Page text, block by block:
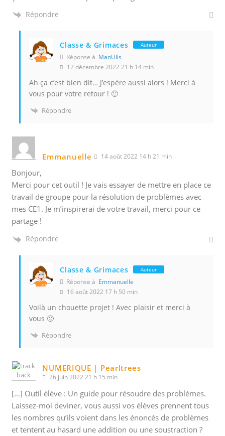
Répondre
Classe & Grimaces Auteur
Réponse à ManUlis
12 décembre 2022 21 h 14 min
Ah ça c’est bien dit… J’espère aussi alors ! Merci à
vous pour votre retour ! 🙂
Répondre
Emmanuelle 14 août 2022 14 h 21 min
Bonjour,
Merci pour cet outil ! Je vais essayer de mettre en place ce
travail de groupe pour la résolution de problèmes avec
mes CE1. Je m’inspirerai de votre travail, merci pour ce
partage !
Répondre
Classe & Grimaces Auteur
Réponse à Emmanuelle
16 août 2022 17 h 50 min
Voilà un chouette projet ! Avec plaisir et merci à
vous 🙂
Répondre
NUMERIQUE | Pearltrees
26 juin 2022 21 h 15 min
[…] Outil élève : Un guide pour résoudre des problèmes.
Laissez-moi deviner, vous aussi vos élèves prennent tous
les nombres qu’ils voient dans les énoncés de problèmes
et tentent au hasard une addition ou une soustraction ?